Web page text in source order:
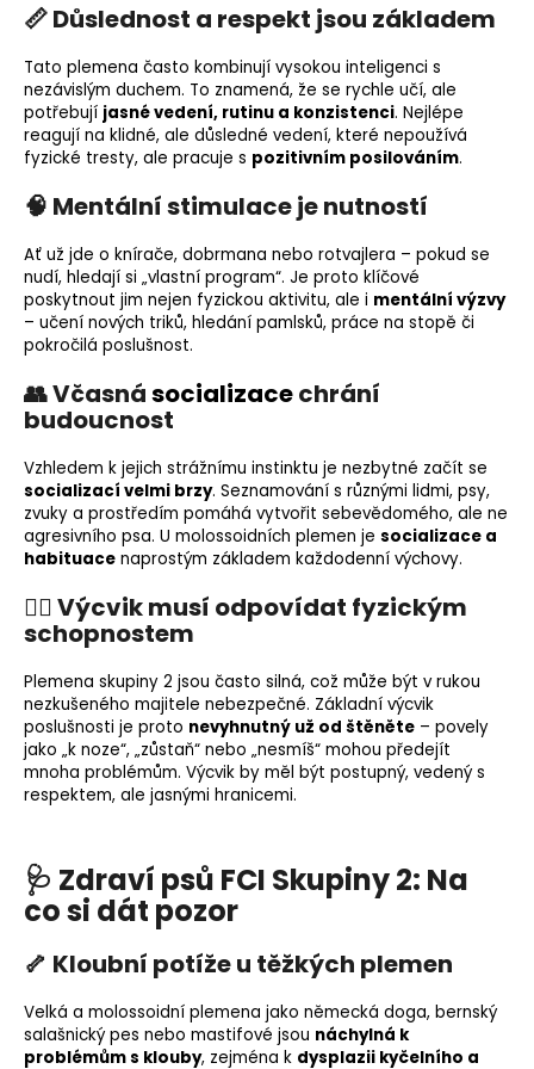
📏 Důslednost a respekt jsou základem
Tato plemena často kombinují vysokou inteligenci s
nezávislým duchem. To znamená, že se rychle učí, ale
potřebují jasné vedení, rutinu a konzistenci. Nejlépe
reagují na klidné, ale důsledné vedení, které nepoužívá
fyzické tresty, ale pracuje s pozitivním posilováním.
🧠 Mentální stimulace je nutností
Ať už jde o knírače, dobrmana nebo rotvajlera – pokud se
nudí, hledají si „vlastní program“. Je proto klíčové
poskytnout jim nejen fyzickou aktivitu, ale i mentální výzvy
– učení nových triků, hledání pamlsků, práce na stopě či
pokročilá poslušnost.
👥 Včasnásocializacechrání
budoucnost
Vzhledem k jejich strážnímu instinktu je nezbytné začít se
socializací velmi brzy. Seznamování s různými lidmi, psy,
zvuky a prostředím pomáhá vytvořit sebevědomého, ale ne
agresivního psa. U molossoidních plemen je socializace a
habituace naprostým základem každodenní výchovy.
🏋️‍♂️ Výcvik musí odpovídat fyzickým
schopnostem
Plemena skupiny 2 jsou často silná, což může být v rukou
nezkušeného majitele nebezpečné. Základní výcvik
poslušnosti je proto nevyhnutný už od štěněte – povely
jako „k noze“, „zůstaň“ nebo „nesmíš“ mohou předejít
mnoha problémům. Výcvik by měl být postupný, vedený s
respektem, ale jasnými hranicemi.
🩺 Zdraví psů FCI Skupiny 2: Na
co si dát pozor
🦴 Kloubní potíže u těžkých plemen
Velká a molossoidní plemena jako německá doga, bernský
salašnický pes nebo mastifové jsou náchylná k
problémům s klouby, zejména k dysplazii kyčelního a